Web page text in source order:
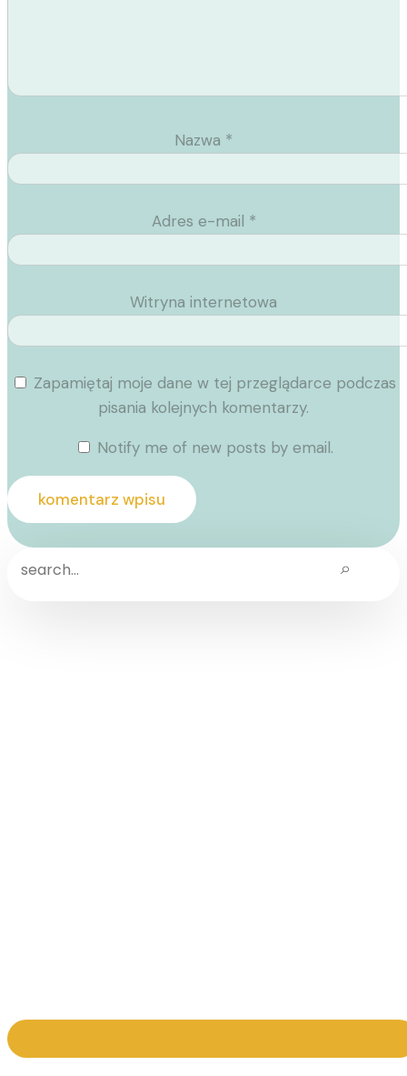
Nazwa *
Adres e-mail *
Witryna internetowa
Zapamiętaj moje dane w tej przeglądarce podczas
pisania kolejnych komentarzy.
Notify me of new posts by email.